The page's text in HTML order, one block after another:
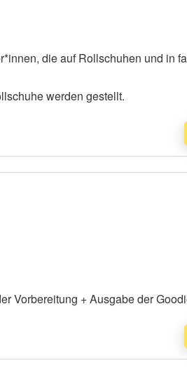
die auf Rollschuhen und in
werden gestellt.
Vorbereitung + Ausgabe der